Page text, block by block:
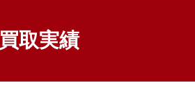
買取実績